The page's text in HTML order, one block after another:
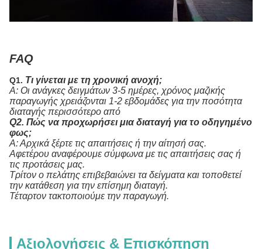
FAQ
Q1. Τι γίνεται με τη χρονική ανοχή;
Α: Οι ανάγκες δειγμάτων 3-5 ημέρες, χρόνος μαζικής
παραγωγής χρειάζονται 1-2 εβδομάδες για την ποσότητα
διαταγής περισσότερο από
Q2. Πώς να προχωρήσει μια διαταγή για το οδηγημένο
φως;
Α: Αρχικά ξέρτε τις απαιτήσεις ή την αίτησή σας.
Αφετέρου αναφέρουμε σύμφωνα με τις απαιτήσεις σας ή
τις προτάσεις μας.
Τρίτον ο πελάτης επιβεβαιώνει τα δείγματα και τοποθετεί
την κατάθεση για την επίσημη διαταγή.
Τέταρτον τακτοποιούμε την παραγωγή.
Αξιολογήσεις & Επισκόπηση